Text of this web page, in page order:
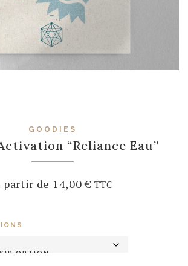
GOODIES
“Reliance Eau”
partir de 14,00€ TTC